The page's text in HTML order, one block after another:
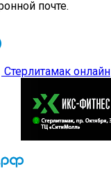
почте.
Стерлитамак онлайн